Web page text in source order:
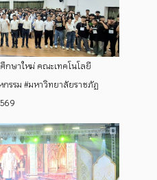
กษาใหม่ คณะเทคโนโลยี
รรม #มหาวิทยาลัยราชภัฏ